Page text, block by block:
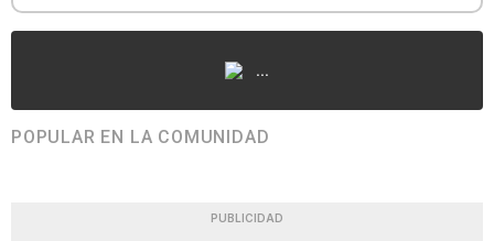
...
POPULAR EN LA COMUNIDAD
PUBLICIDAD